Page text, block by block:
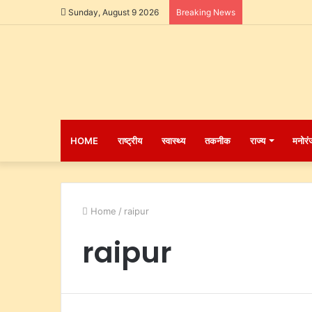
Sunday, August 9 2026 Breaking News
HOME राष्ट्रीय स्वास्थ्य तकनीक राज्य
Home / raipur
raipur